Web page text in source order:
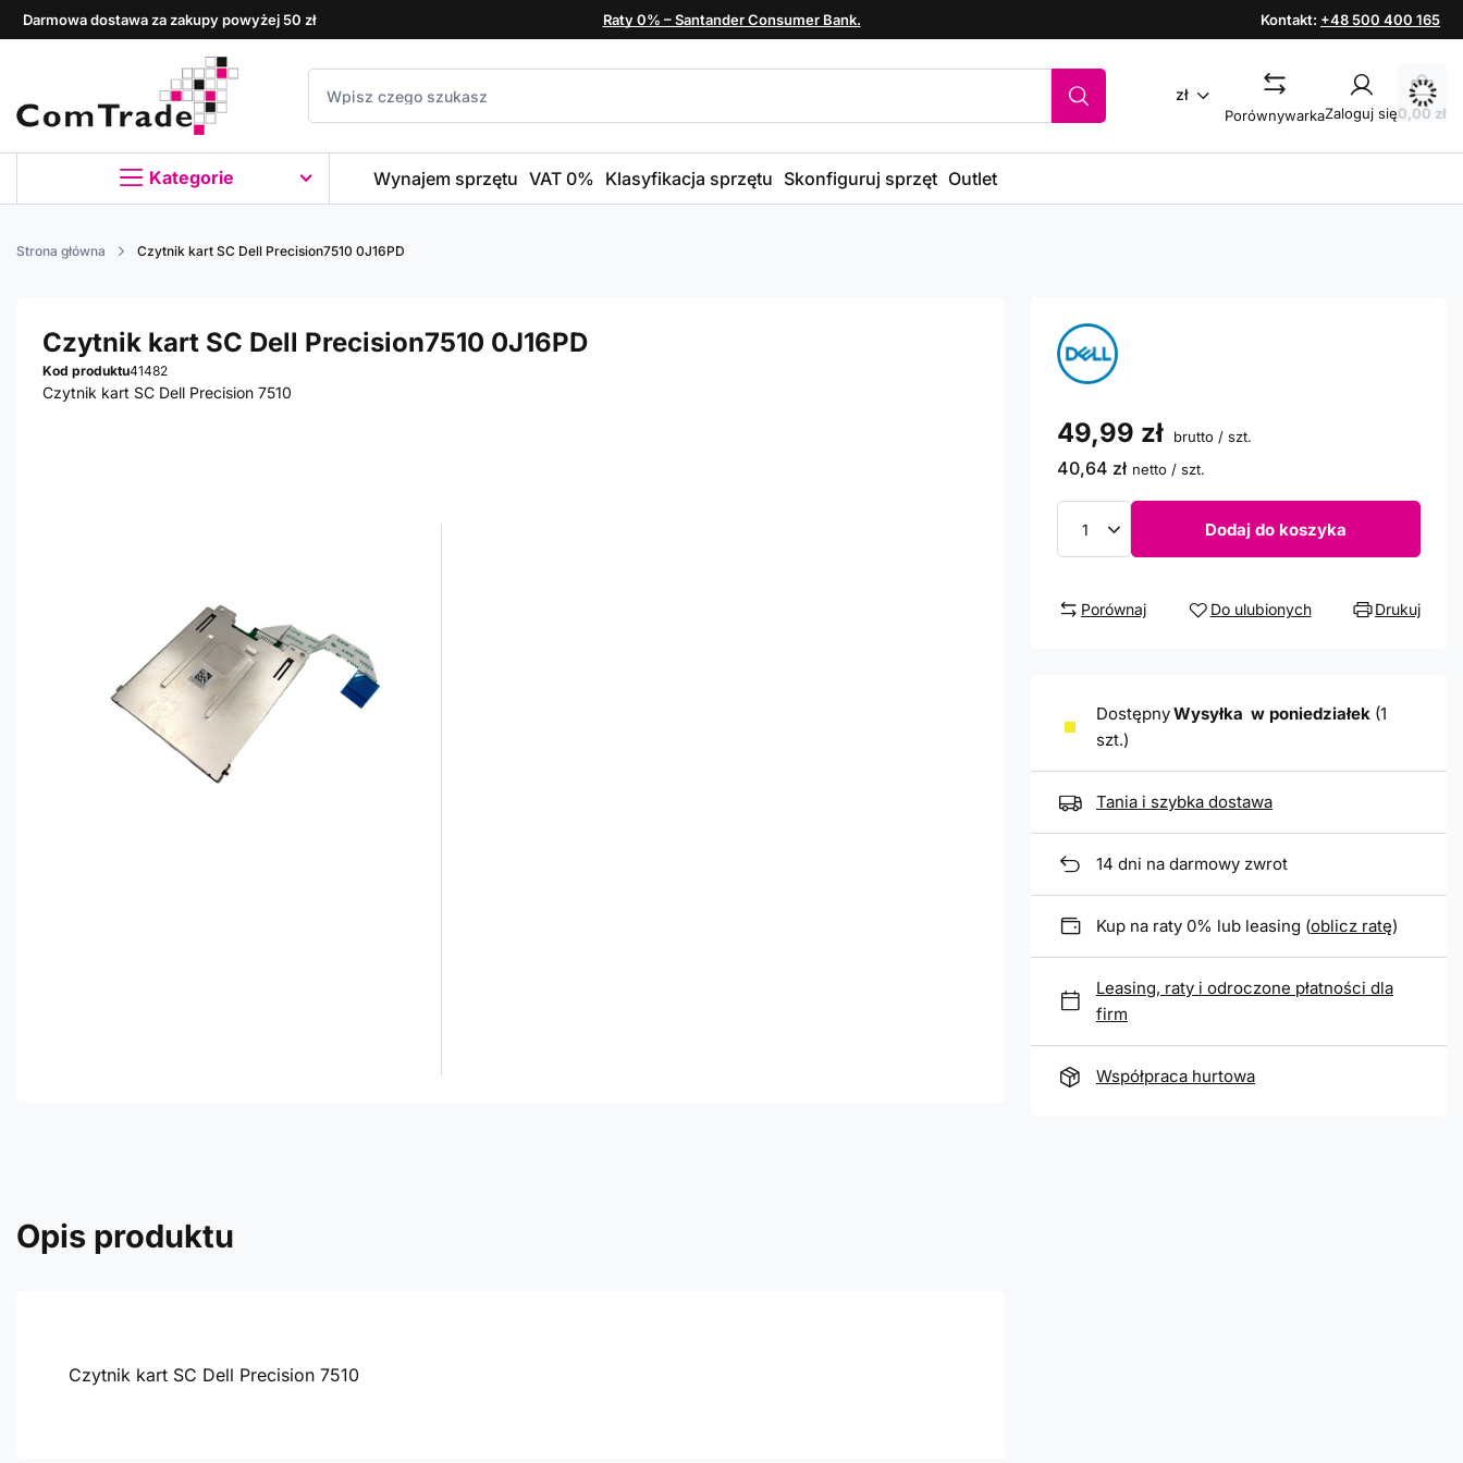
Darmowa dostawa za zakupy powyżej 50 zł Raty 0% – Santander Consumer Bank. Kontakt: +48 500 400 165
zł
PorównywarkaZaloguj się0,00 zł
Kategorie Wynajem sprzętu VAT 0% Klasyfikacja sprzętu Skonfiguruj sprzęt Outlet
Strona główna Czytnik kart SC Dell Precision7510 0J16PD
Czytnik kart SC Dell Precision7510 0J16PD
Kod produktu41482
Czytnik kart SC Dell Precision 7510
49,99 zł brutto / szt.
40,64 zł netto / szt.
Dodaj do koszyka
Porównaj Do ulubionych Drukuj
DostępnyWysyłka w poniedziałek (1
szt.)
Tania i szybka dostawa
14 dni na darmowy zwrot
Kup na raty 0% lub leasing (oblicz ratę)
Leasing, raty i odroczone płatności dla
firm
Współpraca hurtowa
Opis produktu
Czytnik kart SC Dell Precision 7510